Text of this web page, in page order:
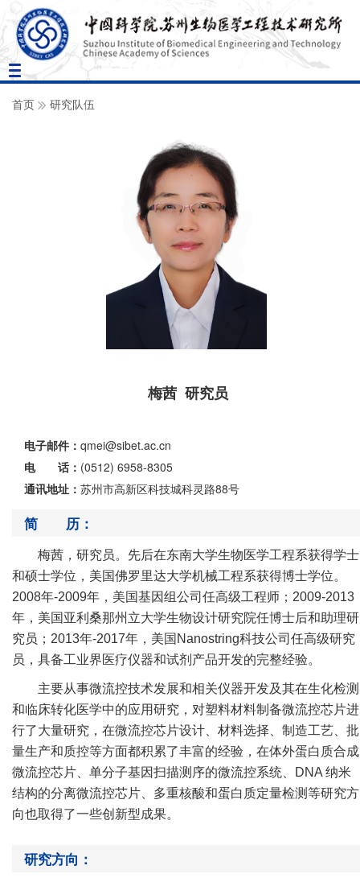
Toggle
navigation
首页 研究队伍
梅茜 研究员
电子邮件： qmei@sibet.ac.cn
电 话： (0512) 6958-8305
通讯地址： 苏州市高新区科技城科灵路88号
简 历：
梅茜，研究员。先后在东南大学生物医学工程系获得学士
和硕士学位，美国佛罗里达大学机械工程系获得博士学位。
2008年-2009年，美国基因组公司任高级工程师； 2009-2013
年，美国亚利桑那州立大学生物设计研究院任博士后和助理研
究员； 2013年-2017年，美国 Nanostring科技公司任高级研究
员，具备工业界医疗仪器和试剂产品开发的完整经验。
主要从事微流控技术发展和相关仪器开发及其在生化检测
和临床转化医学中的应用研究，对塑料材料制备微流控芯片进
行了大量研究，在微流控芯片设计、材料选择、制造工艺、批
量生产和质控等方面都积累了丰富的经验，在体外蛋白质合成
微流控芯片、单分子基因扫描测序的微流控系统、
DNA 纳米
结构的分离微流控芯片、多重核酸和蛋白质定量检测等研究方
向也取得了一些创新型成果。
研究方向：